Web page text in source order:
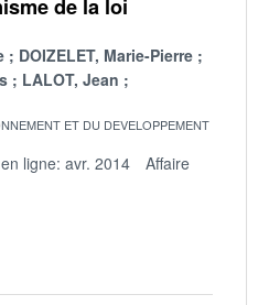
de la loi
DOIZELET, Marie-Pierre
LALOT, Jean
ET DU DEVELOPPEMENT
ligne: avr. 2014
Affaire